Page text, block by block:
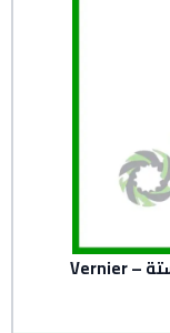
باكوليس 6 بوصة ( قدمة ورنية ) نوع سوستة – Vernier